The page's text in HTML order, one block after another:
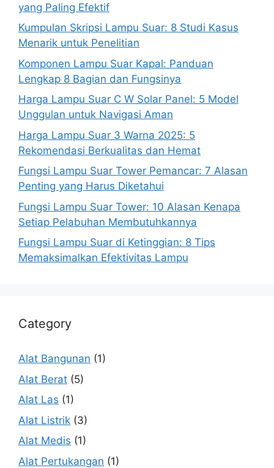
yang Paling Efektif
Kumpulan Skripsi Lampu Suar: 8 Studi Kasus
Menarik untuk Penelitian
Komponen Lampu Suar Kapal: Panduan
Lengkap 8 Bagian dan Fungsinya
Harga Lampu Suar C W Solar Panel: 5 Model
Unggulan untuk Navigasi Aman
Harga Lampu Suar 3 Warna 2025: 5
Rekomendasi Berkualitas dan Hemat
Fungsi Lampu Suar Tower Pemancar: 7 Alasan
Penting yang Harus Diketahui
Fungsi Lampu Suar Tower: 10 Alasan Kenapa
Setiap Pelabuhan Membutuhkannya
Fungsi Lampu Suar di Ketinggian: 8 Tips
Memaksimalkan Efektivitas Lampu
Category
Alat Bangunan (1)
Alat Berat (5)
Alat Las (1)
Alat Listrik (3)
Alat Medis (1)
Alat Pertukangan (1)